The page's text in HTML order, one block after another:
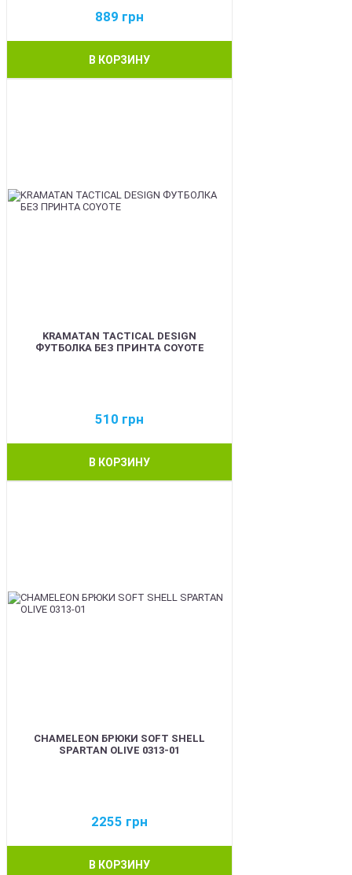
889 грн
В КОРЗИНУ
KRAMATAN TACTICAL DESIGN
ФУТБОЛКА БЕЗ ПРИНТА COYOTE
510 грн
В КОРЗИНУ
CHAMELEON БРЮКИ SOFT SHELL
SPARTAN OLIVE 0313-01
2255 грн
В КОРЗИНУ